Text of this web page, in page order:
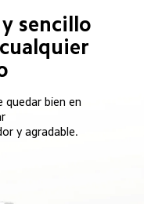
sencillo
quedar bien en
y agradable.